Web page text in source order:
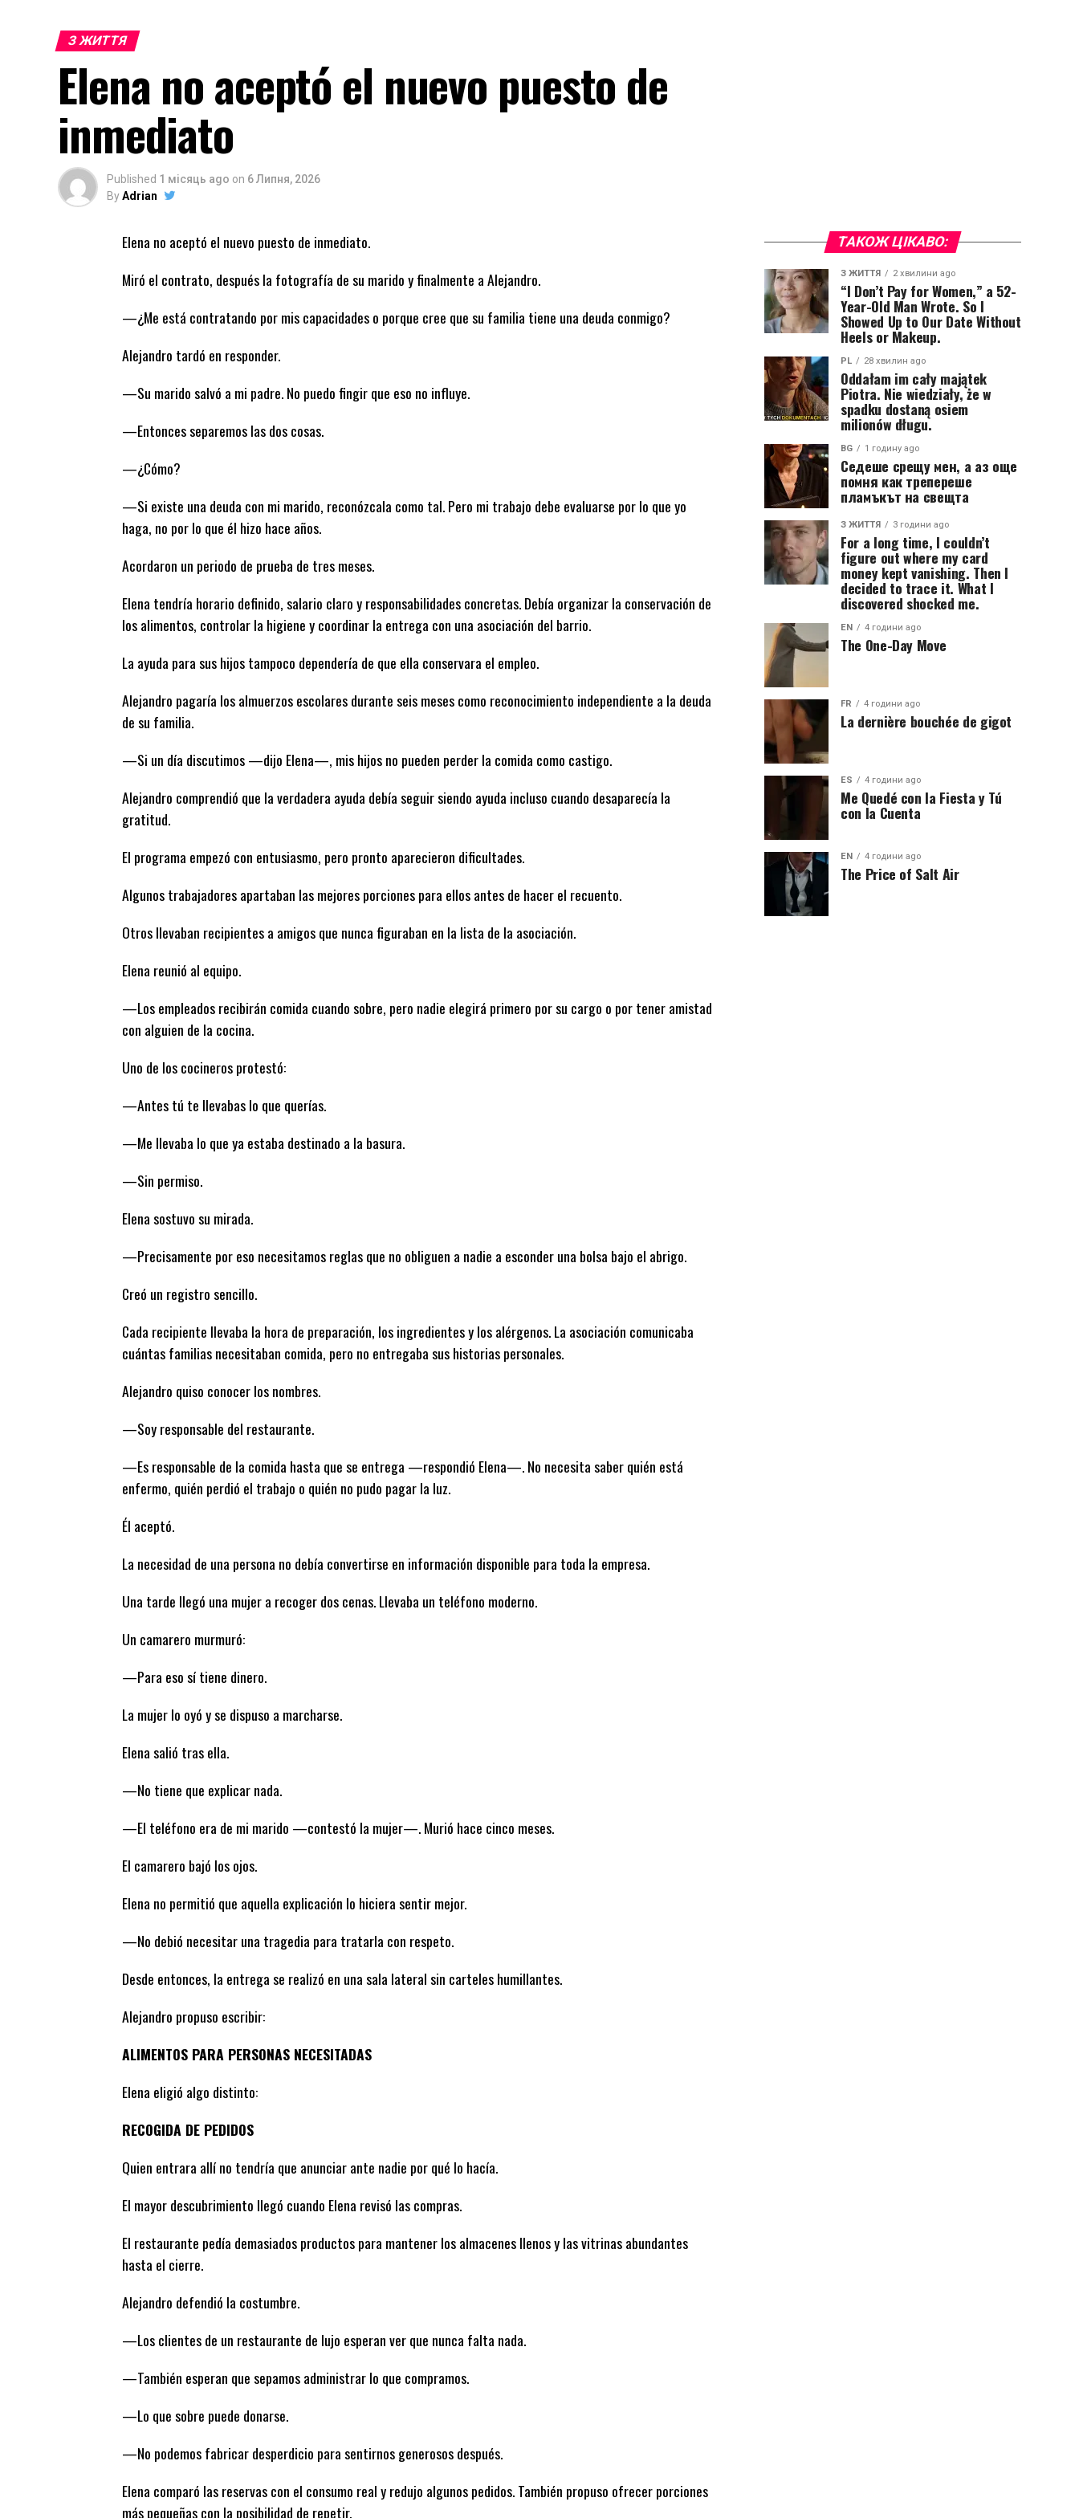
З ЖИТТЯ
Elena no aceptó el nuevo puesto de
inmediato
Published 1 місяць ago on 6 Липня, 2026
ByAdrian
Elena no aceptó el nuevo puesto de inmediato.
Miró el contrato, después la fotografía de su marido y finalmente a Alejandro.
—¿Me está contratando por mis capacidades o porque cree que su familia tiene una deuda conmigo?
Alejandro tardó en responder.
—Su marido salvó a mi padre. No puedo fingir que eso no influye.
—Entonces separemos las dos cosas.
—¿Cómo?
—Si existe una deuda con mi marido, reconózcala como tal. Pero mi trabajo debe evaluarse por lo que yo
haga, no por lo que él hizo hace años.
Acordaron un periodo de prueba de tres meses.
Elena tendría horario definido, salario claro y responsabilidades concretas. Debía organizar la conservación de
los alimentos, controlar la higiene y coordinar la entrega con una asociación del barrio.
La ayuda para sus hijos tampoco dependería de que ella conservara el empleo.
Alejandro pagaría los almuerzos escolares durante seis meses como reconocimiento independiente a la deuda
de su familia.
—Si un día discutimos —dijo Elena—, mis hijos no pueden perder la comida como castigo.
Alejandro comprendió que la verdadera ayuda debía seguir siendo ayuda incluso cuando desaparecía la
gratitud.
El programa empezó con entusiasmo, pero pronto aparecieron dificultades.
Algunos trabajadores apartaban las mejores porciones para ellos antes de hacer el recuento.
Otros llevaban recipientes a amigos que nunca figuraban en la lista de la asociación.
Elena reunió al equipo.
—Los empleados recibirán comida cuando sobre, pero nadie elegirá primero por su cargo o por tener amistad
con alguien de la cocina.
Uno de los cocineros protestó:
—Antes tú te llevabas lo que querías.
—Me llevaba lo que ya estaba destinado a la basura.
—Sin permiso.
Elena sostuvo su mirada.
—Precisamente por eso necesitamos reglas que no obliguen a nadie a esconder una bolsa bajo el abrigo.
Creó un registro sencillo.
Cada recipiente llevaba la hora de preparación, los ingredientes y los alérgenos. La asociación comunicaba
cuántas familias necesitaban comida, pero no entregaba sus historias personales.
Alejandro quiso conocer los nombres.
—Soy responsable del restaurante.
—Es responsable de la comida hasta que se entrega —respondió Elena—. No necesita saber quién está
enfermo, quién perdió el trabajo o quién no pudo pagar la luz.
Él aceptó.
La necesidad de una persona no debía convertirse en información disponible para toda la empresa.
Una tarde llegó una mujer a recoger dos cenas. Llevaba un teléfono moderno.
Un camarero murmuró:
—Para eso sí tiene dinero.
La mujer lo oyó y se dispuso a marcharse.
Elena salió tras ella.
—No tiene que explicar nada.
—El teléfono era de mi marido —contestó la mujer—. Murió hace cinco meses.
El camarero bajó los ojos.
Elena no permitió que aquella explicación lo hiciera sentir mejor.
—No debió necesitar una tragedia para tratarla con respeto.
Desde entonces, la entrega se realizó en una sala lateral sin carteles humillantes.
Alejandro propuso escribir:
ALIMENTOS PARA PERSONAS NECESITADAS
Elena eligió algo distinto:
RECOGIDA DE PEDIDOS
Quien entrara allí no tendría que anunciar ante nadie por qué lo hacía.
El mayor descubrimiento llegó cuando Elena revisó las compras.
El restaurante pedía demasiados productos para mantener los almacenes llenos y las vitrinas abundantes
hasta el cierre.
Alejandro defendió la costumbre.
—Los clientes de un restaurante de lujo esperan ver que nunca falta nada.
—También esperan que sepamos administrar lo que compramos.
—Lo que sobre puede donarse.
—No podemos fabricar desperdicio para sentirnos generosos después.
Elena comparó las reservas con el consumo real y redujo algunos pedidos. También propuso ofrecer porciones
más pequeñas con la posibilidad de repetir.
ТАКОЖ ЦІКАВО:
З ЖИТТЯ 2 хвилини ago
“I Don’t Pay for Women,” a 52-
Year-Old Man Wrote. So I
Showed Up to Our Date Without
Heels or Makeup.
PL 28 хвилин ago
Oddałam im cały majątek
Piotra. Nie wiedziały, że w
spadku dostaną osiem
milionów długu.
BG 1 годину ago
Седеше срещу мен, а аз още
помня как трепереше
пламъкът на свещта
З ЖИТТЯ 3 години ago
For a long time, I couldn’t
figure out where my card
money kept vanishing. Then I
decided to trace it. What I
discovered shocked me.
EN 4 години ago
The One-Day Move
FR 4 години ago
La dernière bouchée de gigot
ES 4 години ago
Me Quedé con la Fiesta y Tú
con la Cuenta
EN 4 години ago
The Price of Salt Air